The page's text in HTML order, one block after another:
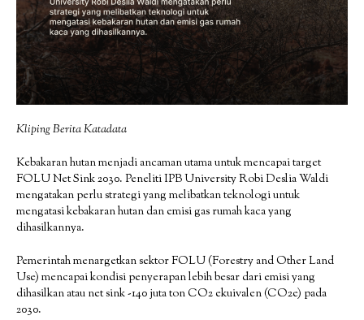
Kliping Berita Katadata
Kebakaran hutan menjadi ancaman utama untuk mencapai target
FOLU Net Sink 2030. Peneliti IPB University Robi Deslia Waldi
mengatakan perlu strategi yang melibatkan teknologi untuk
mengatasi kebakaran hutan dan emisi gas rumah kaca yang
dihasilkannya.
Pemerintah menargetkan sektor FOLU (Forestry and Other Land
Use) mencapai kondisi penyerapan lebih besar dari emisi yang
dihasilkan atau net sink -140 juta ton CO2 ekuivalen (CO2e) pada
2030.